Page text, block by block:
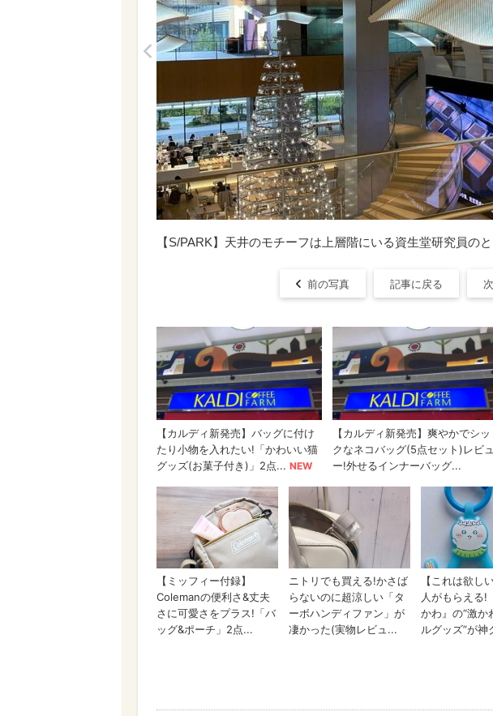
【S/PARK】天井のモチーフは上層階にいる資生堂研究員の
前の写真 記事に戻る